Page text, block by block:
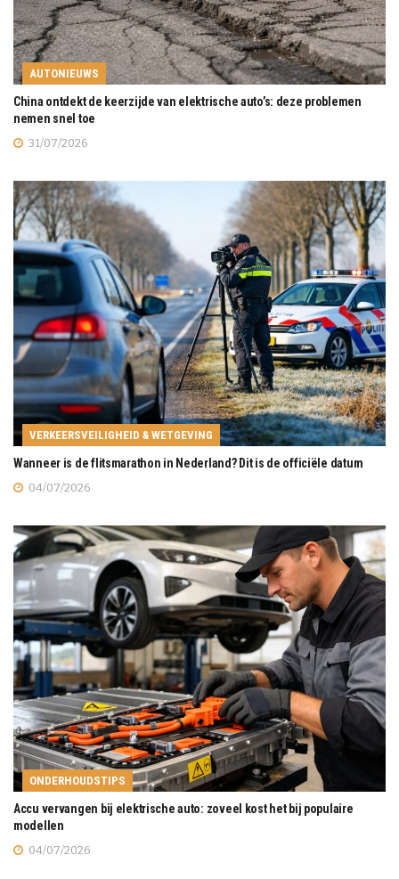
AUTONIEUWS
China ontdekt de keerzijde van elektrische auto’s: deze problemen
nemen snel toe
31/07/2026
VERKEERSVEILIGHEID & WETGEVING
Wanneer is de flitsmarathon in Nederland? Dit is de officiële datum
04/07/2026
ONDERHOUDSTIPS
Accu vervangen bij elektrische auto: zoveel kost het bij populaire
modellen
04/07/2026